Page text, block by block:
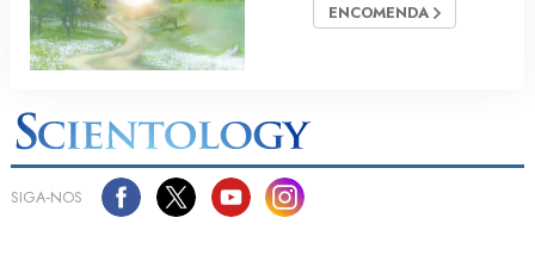
ENCOMENDA
SIGA‑NOS